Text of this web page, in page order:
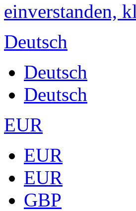
einverstanden,
Deutsch
Deutsch
Deutsch
EUR
EUR
EUR
GBP